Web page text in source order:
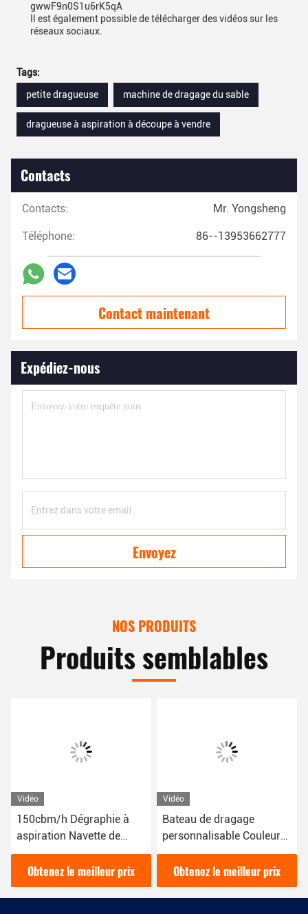
gwwF9n0S1u6rK5qA
Il est également possible de télécharger des vidéos sur les
réseaux sociaux.
Tags:
petite dragueuse
machine de dragage du sable
dragueuse à aspiration à découpe à vendre
Contacts
Contacts: Mr. Yongsheng
Téléphone: 86--13953662777
Contact maintenant
Expédiez-nous
Envoyez
NOS PRODUITS
Produits semblables
Vidéo
150cbm/h Dégraphie à
aspiration Navette de
dragueuse de couleur
rouge utilisée pour la
machine de drague de
rivière
Obtenez le meilleur prix
Vidéo
Bateau de dragage
personnalisable Couleur
rouge pour l'entretien et la
construction des voies
navigables Système
hydraulique
Obtenez le meilleur prix